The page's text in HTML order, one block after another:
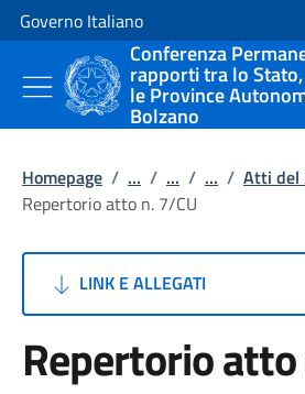
Vai al contenuto
Vai alla navigazione del sito
Governo Italiano
Conferenza
rapporti tra lo
le Province
Bolzano
Homepage / ... / ... / ... / Atti del
Repertorio atto n. 7/CU
LINK E ALLEGATI
Repertorio